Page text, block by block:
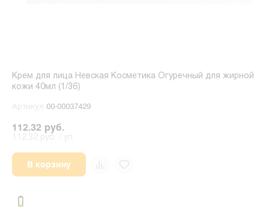
Крем для лица Невская Косметика Огуречный для жирной
кожи 40мл (1/36)
Артикул 00-00037429
112.32 руб.
В корзину